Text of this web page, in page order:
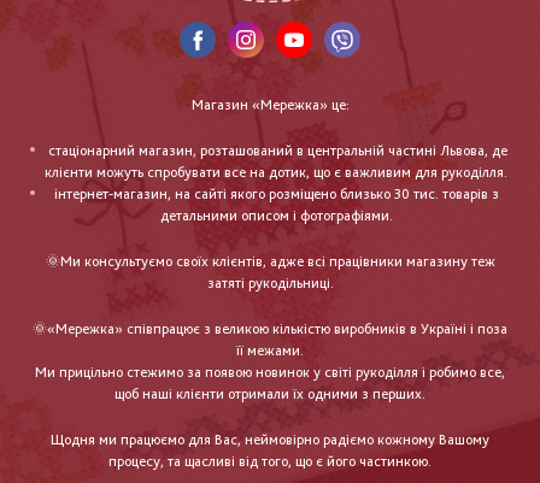
Магазин «Мережка» це:
стаціонарний магазин, розташований в центральній частині Львова, де
клієнти можуть спробувати все на дотик, що є важливим для рукоділля.
інтернет-магазин, на сайті якого розміщено близько 30 тис. товарів з
детальними описом і фотографіями.
🌞Ми консультуємо своїх клієнтів, адже всі працівники магазину теж
затяті рукодільниці.
🌞«Мережка» співпрацює з великою кількістю виробників в Україні і поза
її межами.
Ми прицільно стежимо за появою новинок у світі рукоділля і робимо все,
щоб наші клієнти отримали їх одними з перших.
Щодня ми працюємо для Вас, неймовірно радіємо кожному Вашому
процесу, та щасливі від того, що є його частинкою.